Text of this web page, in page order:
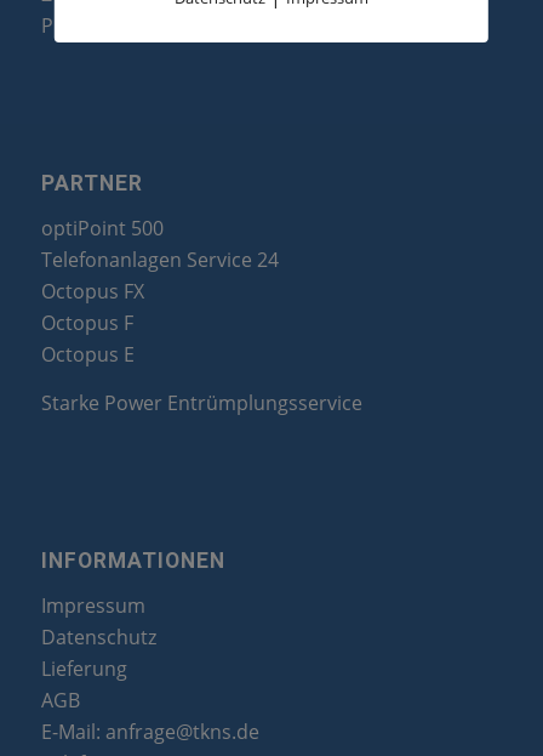
Produktzusammenfassung
PARTNER
optiPoint 500
Telefonanlagen Service 24
Octopus FX
Octopus F
Octopus E
Starke Power Entrümplungsservice
INFORMATIONEN
Impressum
Datenschutz
Lieferung
AGB
E-Mail: anfrage@tkns.de